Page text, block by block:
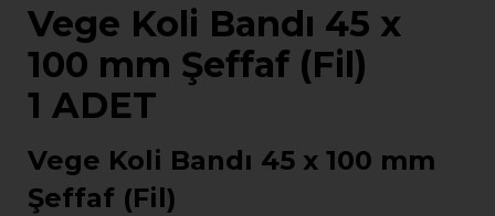
Vege Koli Bandı 45 x
100 mm Şeffaf (Fil)
1 ADET
Vege Koli Bandı 45 x 100 mm
Şeffaf (Fil)